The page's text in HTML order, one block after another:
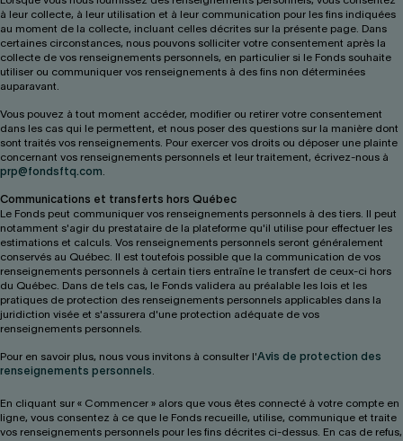
à leur collecte, à leur utilisation et à leur communication pour les fins indiquées
au moment de la collecte, incluant celles décrites sur la présente page. Dans
certaines circonstances, nous pouvons solliciter votre consentement après la
collecte de vos renseignements personnels, en particulier si le Fonds souhaite
utiliser ou communiquer vos renseignements à des fins non déterminées
auparavant.
Vous pouvez à tout moment accéder, modifier ou retirer votre consentement
dans les cas qui le permettent, et nous poser des questions sur la manière dont
sont traités vos renseignements. Pour exercer vos droits ou déposer une plainte
concernant vos renseignements personnels et leur traitement, écrivez-nous à
prp@fondsftq.com
Communications et transferts hors Québec
Le Fonds peut communiquer vos renseignements personnels à des tiers. Il peut
notamment s'agir du prestataire de la plateforme qu'il utilise pour effectuer les
estimations et calculs. Vos renseignements personnels seront généralement
conservés au Québec. Il est toutefois possible que la communication de vos
renseignements personnels à certain tiers entraîne le transfert de ceux-ci hors
du Québec. Dans de tels cas, le Fonds validera au préalable les lois et les
pratiques de protection des renseignements personnels applicables dans la
juridiction visée et s'assurera d'une protection adéquate de vos
renseignements personnels.
Pour en savoir plus, nous vous invitons à consulter l'Avis de protection des
renseignements personnels
En cliquant sur « Commencer » alors que vous êtes connecté à votre compte en
ligne, vous consentez à ce que le Fonds recueille, utilise, communique et traite
vos renseignements personnels pour les fins décrites ci-dessus. En cas de refus,